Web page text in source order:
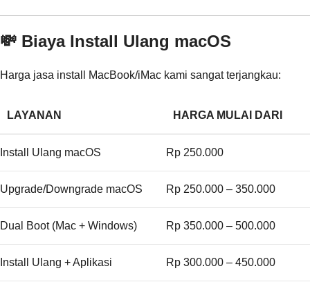
💸 Biaya Install Ulang macOS
Harga jasa install MacBook/iMac kami sangat terjangkau:
LAYANAN HARGA MULAI DARI
Install Ulang macOS Rp 250.000
Upgrade/Downgrade macOS Rp 250.000 – 350.000
Dual Boot (Mac + Windows) Rp 350.000 – 500.000
Install Ulang + Aplikasi Rp 300.000 – 450.000